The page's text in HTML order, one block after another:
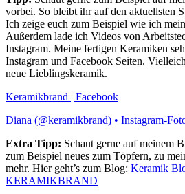
vorbei. So bleibt ihr auf den aktuellsten
Ich zeige euch zum Beispiel wie ich
Außerdem lade ich Videos von
Instagram. Meine fertigen Keramiken
Instagram und Facebook Seiten.
neue Lieblingskeramik.
Keramikbrand | Facebook
Diana (@keramikbrand) • Instagram-
Extra Tipp: Schaut gerne auf meinem
zum Beispiel neues zum Töpfern, zu
mehr. Hier geht’s zum Blog: Keramik
KERAMIKBRAND